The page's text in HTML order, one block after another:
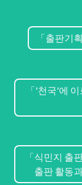
「출판기
「'천국'에
「식민지 출
출판 활동